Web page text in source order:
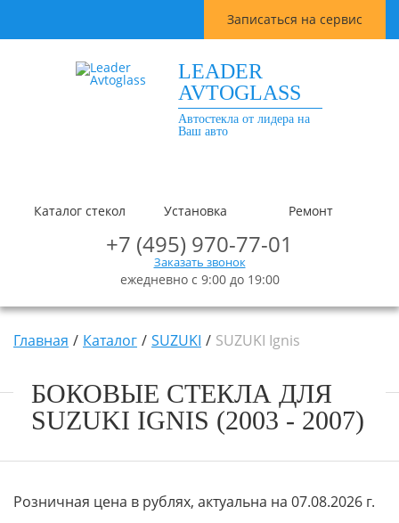
Записаться на сервис
LEADER
AVTOGLASS
Автостекла от лидера на
Ваш авто
Каталог стекол Установка Ремонт
+7 (495) 970-77-01
Заказать звонок
ежедневно с 9:00 до 19:00
Главная Каталог SUZUKI SUZUKI Ignis
БОКОВЫЕ СТЕКЛА ДЛЯ
SUZUKI IGNIS (2003 - 2007)
Розничная цена в рублях, актуальна на 07.08.2026 г.